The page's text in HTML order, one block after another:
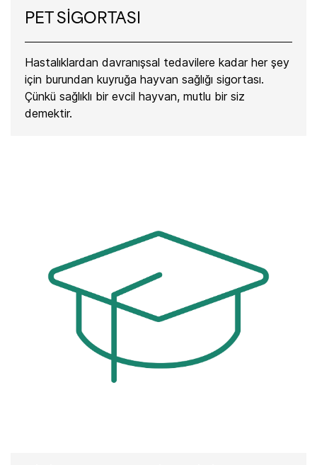
PET SİGORTASI
Hastalıklardan davranışsal tedavilere kadar her şey
için burundan kuyruğa hayvan sağlığı sigortası.
Çünkü sağlıklı bir evcil hayvan, mutlu bir siz
demektir.